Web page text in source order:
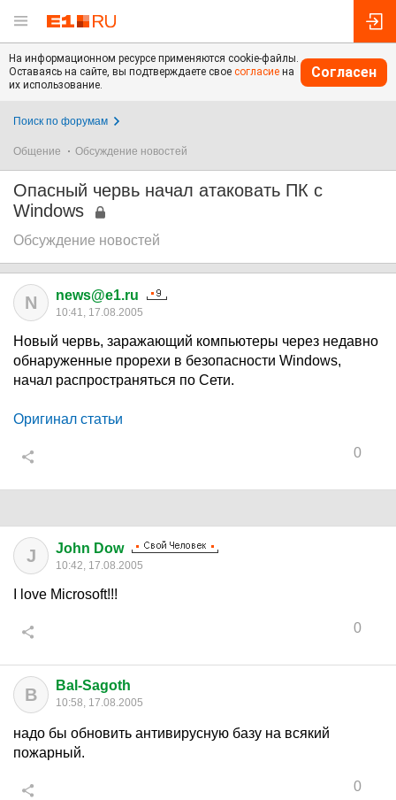
На информационном ресурсе применяются cookie-файлы.
Оставаясь на сайте, вы подтверждаете свое согласие на
их использование.
Согласен
Поиск по форумам
Общение Обсуждение новостей
Опасный червь начал атаковать ПК с
Windows
Обсуждение новостей
N news@e1.ru
10:41, 17.08.2005
Новый червь, заражающий компьютеры через недавно
обнаруженные прорехи в безопасности Windows,
начал распространяться по Сети.
Оригинал статьи
0
J John Dow
10:42, 17.08.2005
I love Microsoft!!!
0
B Bal-Sagoth
10:58, 17.08.2005
надо бы обновить антивирусную базу на всякий
пожарный.
0